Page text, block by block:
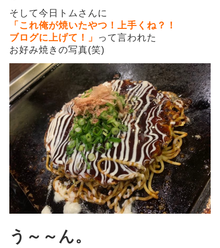
そして今日トムさんに
「これ俺が焼いたやつ！上手くね？！
ブログに上げて！」
って言われた
お好み焼きの写真(笑)
う～～ん。